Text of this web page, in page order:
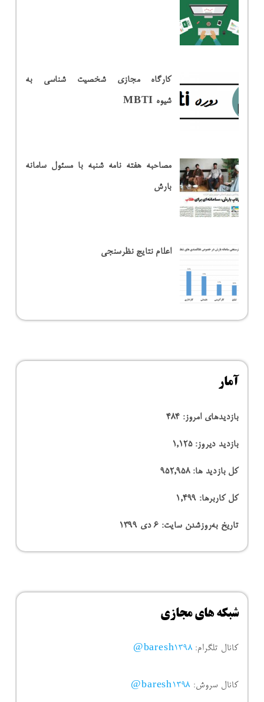
کارگاه مجازی شخصیت شناسی به
شیوه MBTI
مصاحبه هفته نامه شنبه با مسئول سامانه
بارش
اعلام نتایج نظرسنجی
آمار
بازدیدهای امروز: 484
بازدید دیروز:1,125
کل بازدید ها:952,958
کل کاربرها: 1,499
تاریخ به‌روزشدن سایت:۶ دی ۱۳۹۹
شبکه های مجازی
کانال تلگرام: baresh1398@
کانال سروش: baresh1398@